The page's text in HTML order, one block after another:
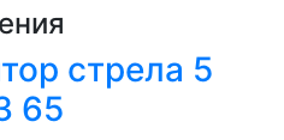
стрела 5
65